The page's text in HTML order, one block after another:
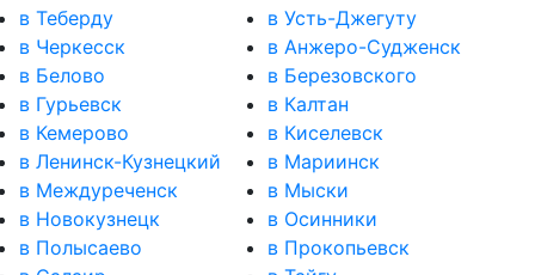
в Теберду
в Усть-Джегуту
в Черкесск
в Анжеро-Судженск
в Белово
в Березовского
в Гурьевск
в Калтан
в Кемерово
в Киселевск
в Ленинск-Кузнецкий
в Мариинск
в Междуреченск
в Мыски
в Новокузнецк
в Осинники
в Полысаево
в Прокопьевск